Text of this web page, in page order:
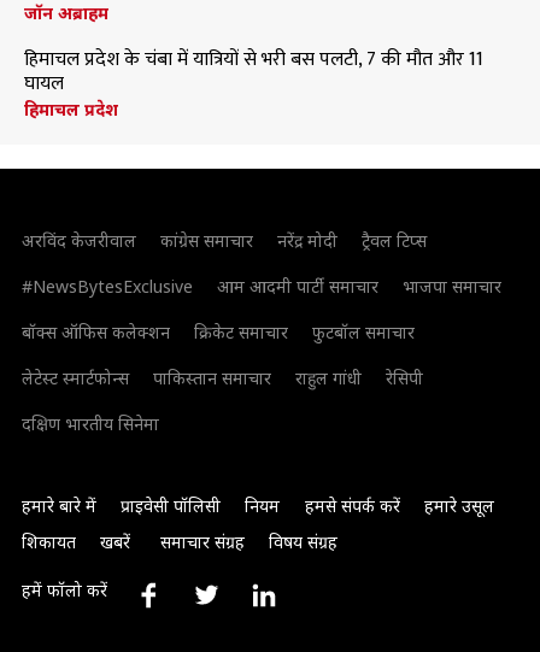
जॉन अब्राहम
हिमाचल प्रदेश के चंबा में यात्रियों से भरी बस पलटी, 7 की मौत और 11
घायल
हिमाचल प्रदेश
अरविंद केजरीवाल कांग्रेस समाचार नरेंद्र मोदी
ट्रैवल टिप्स
#NewsBytesExclusive
आम आदमी पार्टी समाचार
भाजपा समाचार
बॉक्स ऑफिस कलेक्शन
क्रिकेट समाचार
फुटबॉल समाचार
लेटेस्ट स्मार्टफोन्स
पाकिस्तान समाचार राहुल गांधी
रेसिपी
दक्षिण भारतीय सिनेमा
हमारे बारे में प्राइवेसी पॉलिसी नियम हमसे संपर्क करें
हमारे उसूल
शिकायत
खबरें समाचार संग्रह विषय संग्रह
हमें फॉलो करें